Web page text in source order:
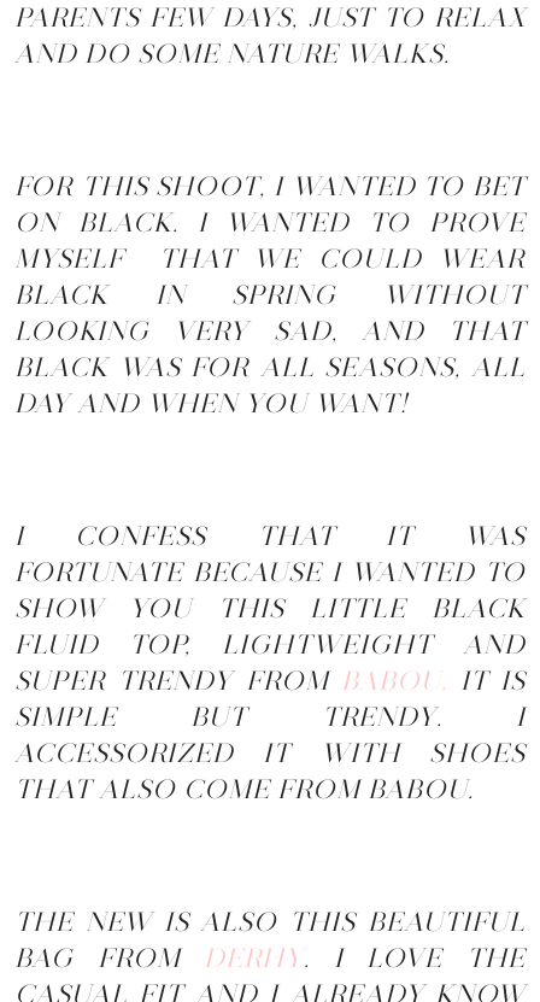
PARENTS FEW DAYS, JUST TO RELAX
AND DO SOME NATURE WALKS.
FOR THIS SHOOT, I WANTED TO BET
ON BLACK. I WANTED TO PROVE
MYSELF THAT WE COULD WEAR
BLACK IN SPRING WITHOUT
LOOKING VERY SAD, AND THAT
BLACK WAS FOR ALL SEASONS, ALL
DAY AND WHEN YOU WANT!
I CONFESS THAT IT WAS
FORTUNATE BECAUSE I WANTED TO
SHOW YOU THIS LITTLE BLACK
FLUID TOP, LIGHTWEIGHT AND
SUPER TRENDY FROM BABOU. IT IS
SIMPLE BUT TRENDY. I
ACCESSORIZED IT WITH SHOES
THAT ALSO COME FROM BABOU.
THE NEW IS ALSO THIS BEAUTIFUL
BAG FROM DERHY . I LOVE THE
CASUAL FIT AND I ALREADY KNOW